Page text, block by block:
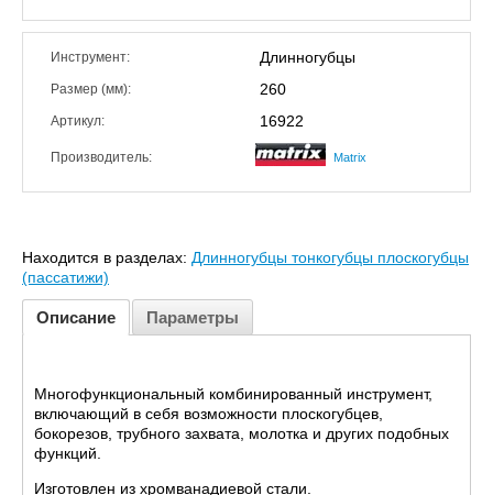
Инструмент: Длинногубцы
Размер (мм): 260
Артикул: 16922
Производитель: Matrix
Находится в разделах: Длинногубцы тонкогубцы плоскогубцы
(пассатижи)
Описание Параметры
Многофункциональный комбинированный инструмент,
включающий в себя возможности плоскогубцев,
бокорезов, трубного захвата, молотка и других подобных
функций.
Изготовлен из хромванадиевой стали.